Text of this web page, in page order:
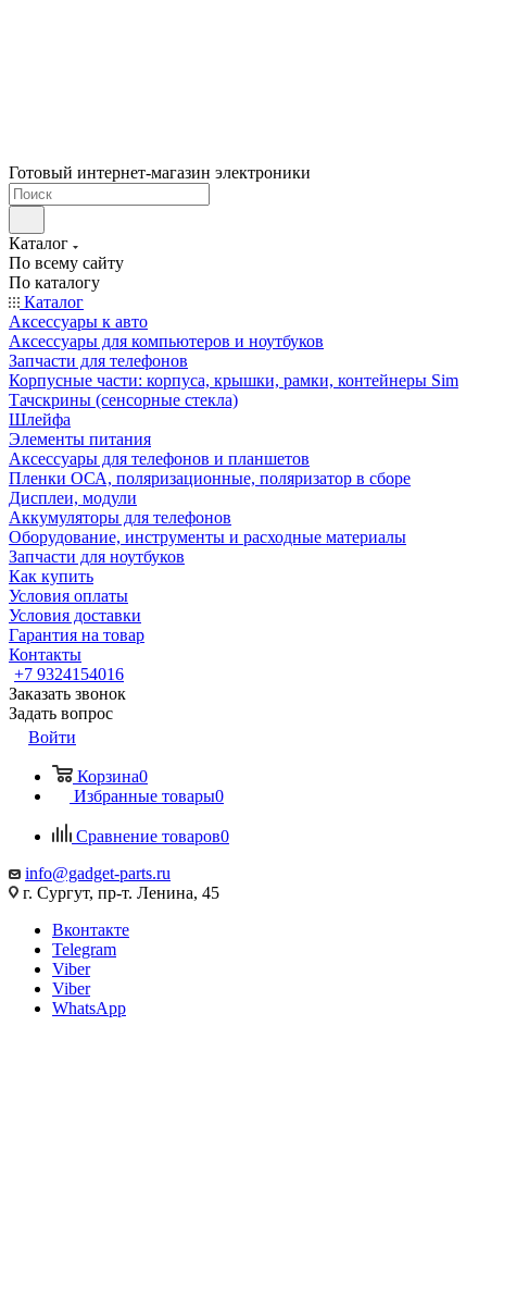
Готовый интернет-магазин электроники
Каталог
По всему сайту
По каталогу
Каталог
Аксессуары к авто
Аксессуары для компьютеров и ноутбуков
Запчасти для телефонов
Корпусные части: корпуса, крышки, рамки, контейнеры Sim
Тачскрины (сенсорные стекла)
Шлейфа
Элементы питания
Аксессуары для телефонов и планшетов
Пленки ОСА, поляризационные, поляризатор в сборе
Дисплеи, модули
Аккумуляторы для телефонов
Оборудование, инструменты и расходные материалы
Запчасти для ноутбуков
Как купить
Условия оплаты
Условия доставки
Гарантия на товар
Контакты
+7 9324154016
Заказать звонок
Задать вопрос
Войти
Корзина0
Избранные товары0
Сравнение товаров0
info@gadget-parts.ru
г. Сургут, пр-т. Ленина, 45
Вконтакте
Telegram
Viber
Viber
WhatsApp